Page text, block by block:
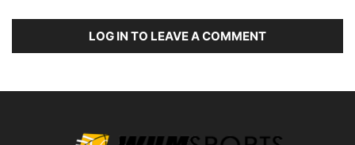
LOG IN TO LEAVE A COMMENT